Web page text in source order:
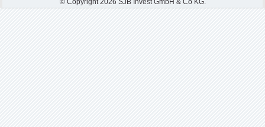
© Copyright 2026 SJB Invest GmbH & Co KG.